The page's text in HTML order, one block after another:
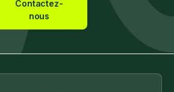
Contactez-
nous